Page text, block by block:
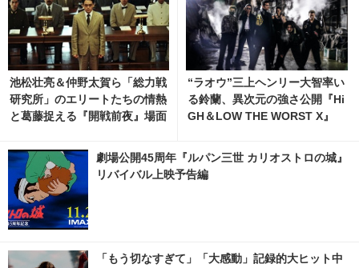
池松壮亮＆仲野太賀ら「総力戦
研究所」のエリートたちの情熱
と葛藤捉える『開戦前夜』場面
“ラオウ”三上ヘンリー大智率い
る鈴蘭、異次元の強さ公開『Hi
GH＆LOW THE WORST X』
劇場公開45周年『ルパン三世 カリオストロの城』
リバイバル上映予告編
「もう切なすぎて」「大感動」記録的大ヒット中